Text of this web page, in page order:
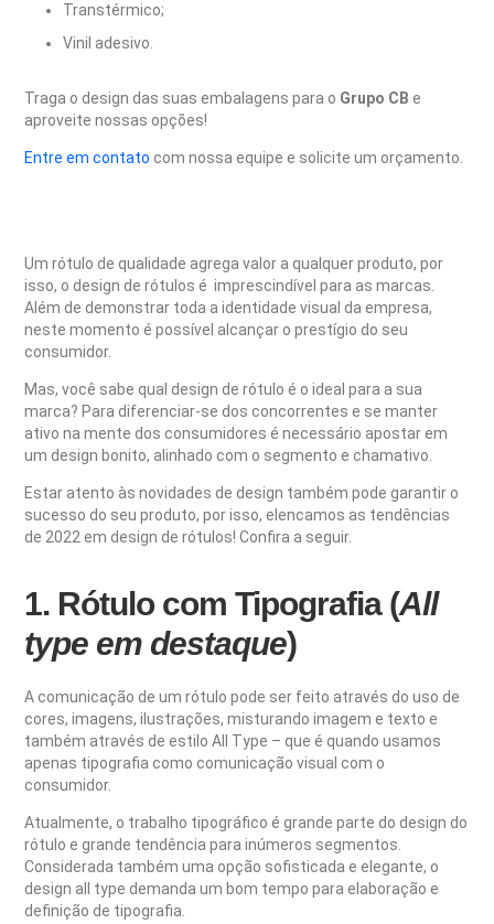
Transtérmico;
Vinil adesivo.
Traga o design das suas embalagens para o Grupo CB e
aproveite nossas opções!
Entre em contato com nossa equipe e solicite um orçamento.
Um rótulo de qualidade agrega valor a qualquer produto, por
isso, o design de rótulos é imprescindível para as marcas.
Além de demonstrar toda a identidade visual da empresa,
neste momento é possível alcançar o prestígio do seu
consumidor.
Mas, você sabe qual design de rótulo é o ideal para a sua
marca? Para diferenciar-se dos concorrentes e se manter
ativo na mente dos consumidores é necessário apostar em
um design bonito, alinhado com o segmento e chamativo.
Estar atento às novidades de design também pode garantir o
sucesso do seu produto, por isso, elencamos as tendências
de 2022 em design de rótulos! Confira a seguir.
1. Rótulo com Tipografia (All
type em destaque)
A comunicação de um rótulo pode ser feito através do uso de
cores, imagens, ilustrações, misturando imagem e texto e
também através de estilo All Type – que é quando usamos
apenas tipografia como comunicação visual com o
consumidor.
Atualmente, o trabalho tipográfico é grande parte do design do
rótulo e grande tendência para inúmeros segmentos.
Considerada também uma opção sofisticada e elegante, o
design all type demanda um bom tempo para elaboração e
definição de tipografia.